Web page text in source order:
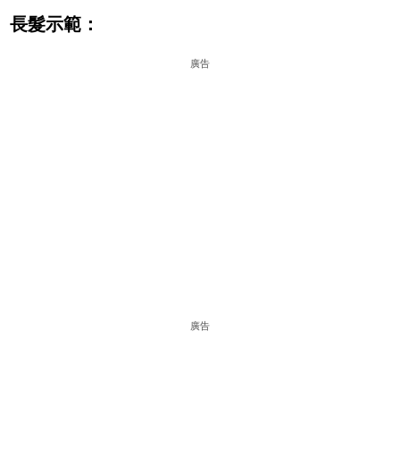
長髮示範：
廣告
廣告